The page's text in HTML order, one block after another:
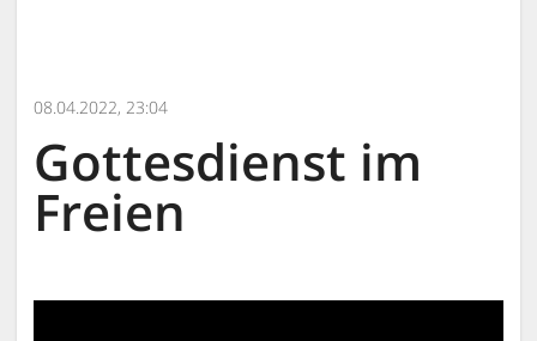
08.04.2022, 23:04
Gottesdienst im
Freien